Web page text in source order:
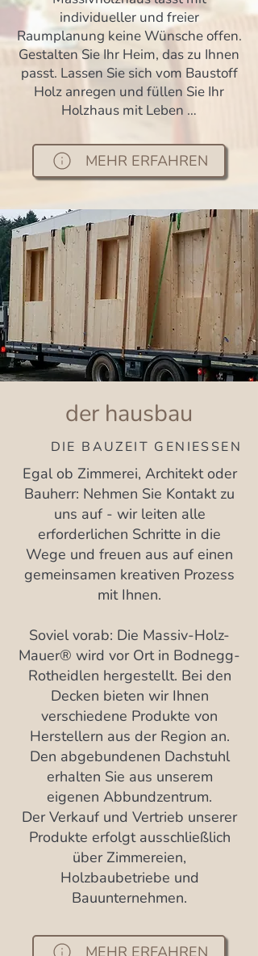
individueller und freier
Raumplanung keine Wünsche offen.
Gestalten Sie Ihr Heim, das zu Ihnen
passt. Lassen Sie sich vom Baustoff
Holz anregen und füllen Sie Ihr
Holzhaus mit Leben …
MEHR ERFAHREN
der hausbau
DIE BAUZEIT GENIESSEN
Egal ob Zimmerei, Architekt oder
Bauherr: Nehmen Sie Kontakt zu
uns auf - wir leiten alle
erforderlichen Schritte in die
Wege und freuen aus auf einen
gemeinsamen kreativen Prozess
mit Ihnen.
Soviel vorab: Die Massiv-Holz-
Mauer® wird vor Ort in Bodnegg-
Rotheidlen hergestellt. Bei den
Decken bieten wir Ihnen
verschiedene Produkte von
Herstellern aus der Region an.
Den abgebundenen Dachstuhl
erhalten Sie aus unserem
eigenen Abbundzentrum.
Der Verkauf und Vertrieb unserer
Produkte erfolgt ausschließlich
über Zimmereien,
Holzbaubetriebe und
Bauunternehmen.
MEHR ERFAHREN